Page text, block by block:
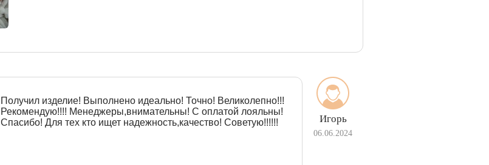
Игорь
06.06.2024
Получил изделие! Выполнено идеально! Точно! Великолепно!!!
Рекомендую!!!! Менеджеры,внимательны! С оплатой лояльны!
Спасибо! Для тех кто ищет надежность,качество! Советую!!!!!!